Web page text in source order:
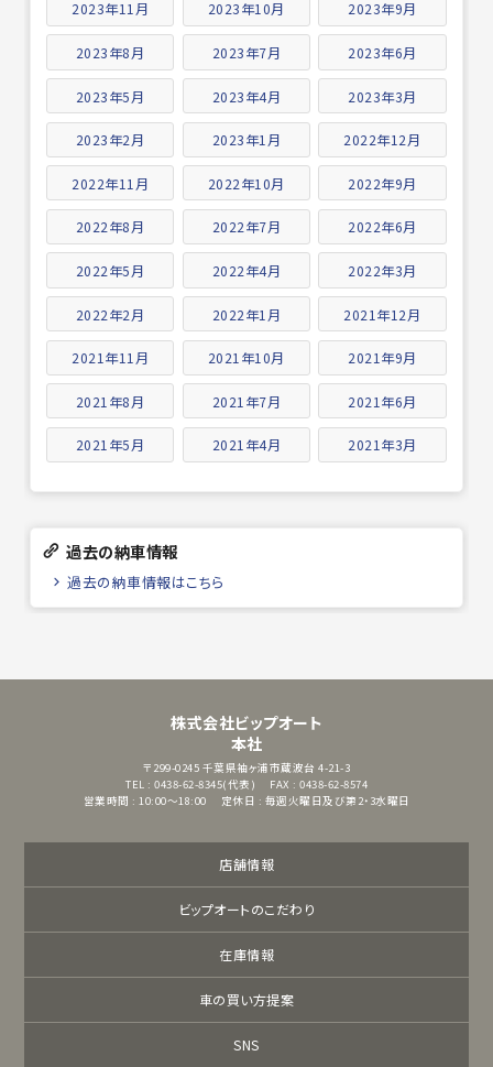
2023年11月 2023年10月 2023年9月
2023年8月 2023年7月 2023年6月
2023年5月 2023年4月 2023年3月
2023年2月 2023年1月 2022年12月
2022年11月 2022年10月 2022年9月
2022年8月 2022年7月 2022年6月
2022年5月 2022年4月 2022年3月
2022年2月 2022年1月 2021年12月
2021年11月 2021年10月 2021年9月
2021年8月 2021年7月 2021年6月
2021年5月 2021年4月 2021年3月
過去の納車情報
過去の納車情報はこちら
株式会社ビップオート
本社
〒299-0245 千葉県袖ヶ浦市蔵波台 4-21-3
TEL : 0438-62-8345(代表)
FAX : 0438-62-8574
営業時間 : 10:00～18:00
定休日 : 毎週火曜日及び第2・3水曜日
店舗情報
ビップオートのこだわり
在庫情報
車の買い方提案
SNS